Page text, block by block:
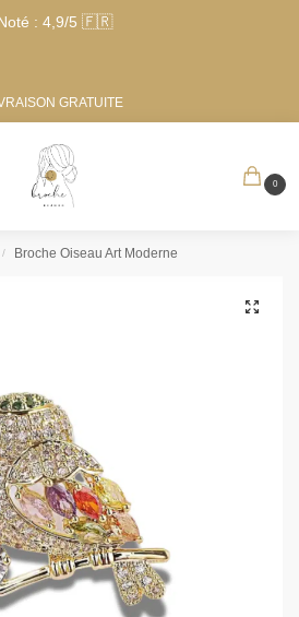
: 4,9/5 🇫🇷
GRATUITE
0
/ Broche Oiseau Art Moderne